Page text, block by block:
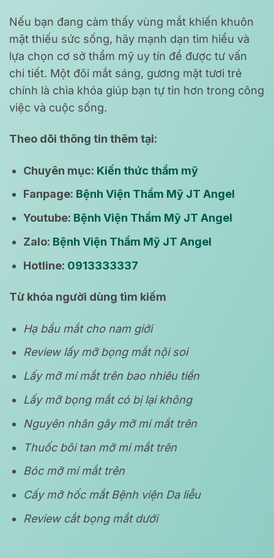
Nếu bạn đang cảm thấy vùng mắt khiến khuôn
mặt thiếu sức sống, hãy mạnh dạn tìm hiểu và
lựa chọn cơ sở thẩm mỹ uy tín để được tư vấn
chi tiết. Một đôi mắt sáng, gương mặt tươi trẻ
chính là chìa khóa giúp bạn tự tin hơn trong công
việc và cuộc sống.
Theo dõi thông tin thêm tại:
Chuyên mục: Kiến thức thẩm mỹ
Fanpage: Bệnh Viện Thẩm Mỹ JT Angel
Youtube: Bệnh Viện Thẩm Mỹ JT Angel
Zalo: Bệnh Viện Thẩm Mỹ JT Angel
Hotline: 0913333337
Từ khóa người dùng tìm kiếm
Hạ bầu mắt cho nam giới
Review lấy mỡ bọng mắt nội soi
Lấy mỡ mí mắt trên bao nhiêu tiền
Lấy mỡ bọng mắt có bị lại không
Nguyên nhân gây mỡ mí mắt trên
Thuốc bôi tan mỡ mí mắt trên
Bóc mỡ mí mắt trên
Cấy mỡ hốc mắt Bệnh viện Da liễu
Review cắt bọng mắt dưới